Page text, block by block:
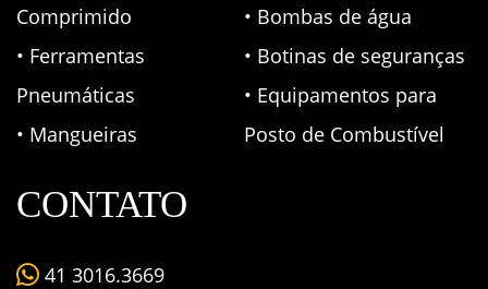
Comprimido
• Ferramentas
Pneumáticas
• Mangueiras
• Bombas de água
• Botinas de seguranças
• Equipamentos para
Posto de Combustível
CONTATO
41 3016.3669